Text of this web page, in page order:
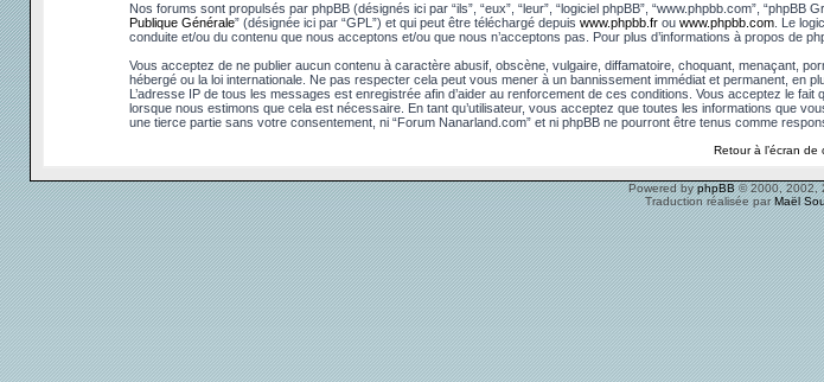
Nos forums sont propulsés par phpBB (désignés ici par “ils”, “eux”, “leur”, “logiciel phpBB”, “www.phpbb.com”,
Publique Générale” (désignée ici par “GPL”) et qui peut être téléchargé depuis www.phpbb.frou www.phpbb.com. Le
conduite et/ou du contenu que nous acceptons et/ou que nous n’acceptons pas. Pour plus d’informations à propos de
Vous acceptez de ne publier aucun contenu à caractère abusif, obscène, vulgaire, diffamatoire, choquant, menaçant,
hébergé ou la loi internationale. Ne pas respecter cela peut vous mener à un bannissement immédiat et permanent, en
L’adresse IP de tous les messages est enregistrée afin d’aider au renforcement de ces conditions. Vous acceptez le
lorsque nous estimons que cela est nécessaire. En tant qu’utilisateur, vous acceptez que toutes les informations que
une tierce partie sans votre consentement, ni “Forum Nanarland.com” et ni phpBB ne pourront être tenus comme
Retour à l’écran de
Powered byphpBB© 2000, 2002,
Traduction réalisée parMaël